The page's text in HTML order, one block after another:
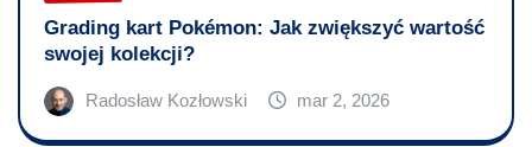
Grading kart Pokémon: Jak zwiększyć wartość
swojej kolekcji?
Radosław Kozłowski mar 2, 2026